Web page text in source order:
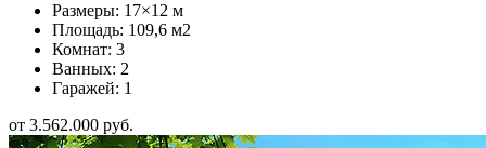
Размеры: 17×12 м
Площадь: 109,6 м2
Комнат: 3
Ванных: 2
Гаражей: 1
от 3.562.000 руб.